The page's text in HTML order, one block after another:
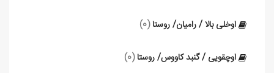
اوخلی بالا / رامیان/ روستا (0)
اوچقویی / گنبد کاووس/ روستا (0)